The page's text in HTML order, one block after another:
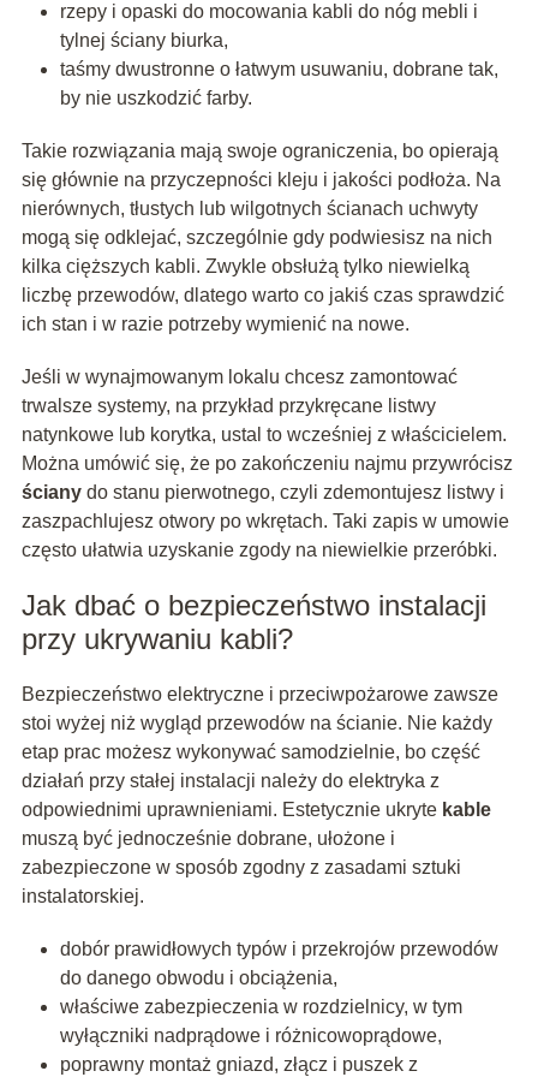
rzepy i opaski do mocowania kabli do nóg mebli i
tylnej ściany biurka,
taśmy dwustronne o łatwym usuwaniu, dobrane tak,
by nie uszkodzić farby.
Takie rozwiązania mają swoje ograniczenia, bo opierają
się głównie na przyczepności kleju i jakości podłoża. Na
nierównych, tłustych lub wilgotnych ścianach uchwyty
mogą się odklejać, szczególnie gdy podwiesisz na nich
kilka cięższych kabli. Zwykle obsłużą tylko niewielką
liczbę przewodów, dlatego warto co jakiś czas sprawdzić
ich stan i w razie potrzeby wymienić na nowe.
Jeśli w wynajmowanym lokalu chcesz zamontować
trwalsze systemy, na przykład przykręcane listwy
natynkowe lub korytka, ustal to wcześniej z właścicielem.
Można umówić się, że po zakończeniu najmu przywrócisz
ścianydo stanu pierwotnego, czyli zdemontujesz listwy i
zaszpachlujesz otwory po wkrętach. Taki zapis w umowie
często ułatwia uzyskanie zgody na niewielkie przeróbki.
Jak dbać o bezpieczeństwo instalacji
przy ukrywaniu kabli?
Bezpieczeństwo elektryczne i przeciwpożarowe zawsze
stoi wyżej niż wygląd przewodów na ścianie. Nie każdy
etap prac możesz wykonywać samodzielnie, bo część
działań przy stałej instalacji należy do elektryka z
odpowiednimi uprawnieniami. Estetycznie ukryte kable
muszą być jednocześnie dobrane, ułożone i
zabezpieczone w sposób zgodny z zasadami sztuki
instalatorskiej.
dobór prawidłowych typów i przekrojów przewodów
do danego obwodu i obciążenia,
właściwe zabezpieczenia w rozdzielnicy, w tym
wyłączniki nadprądowe i różnicowoprądowe,
poprawny montaż gniazd, złącz i puszek z